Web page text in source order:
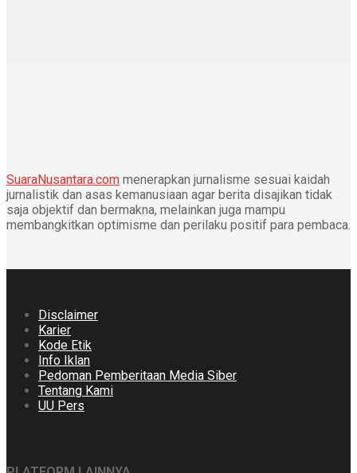
SuaraNusantara.com menerapkan jurnalisme sesuai kaidah
jurnalistik dan asas kemanusiaan agar berita disajikan tidak
saja objektif dan bermakna, melainkan juga mampu
membangkitkan optimisme dan perilaku positif para pembaca.
Disclaimer
Karier
Kode Etik
Info Iklan
Pedoman Pemberitaan Media Siber
Tentang Kami
UU Pers